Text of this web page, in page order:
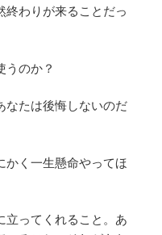
終わりが来ることだっ
うのか？
なたは後悔しないのだ
かく一生懸命やってほ
立ってくれること。あ